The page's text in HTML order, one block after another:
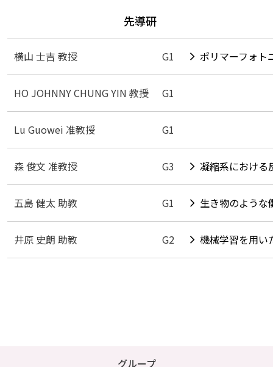
先導研
横山 士吉 教授 G1 ポリマーフォト
HO JOHNNY CHUNG YIN 教授 G1
Lu Guowei 准教授 G1
森 俊文 准教授 G3 凝縮系における
五島 健太 助教 G1 生き物のような
井原 史朗 助教 G2 機械学習を用い
グループ